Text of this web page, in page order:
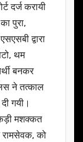
दर्ज करायी
पुरा,
द्वारा
थम
बनकर
ने तत्काल
गयी।
कड़ी मशक्कत
रामसेवक, को